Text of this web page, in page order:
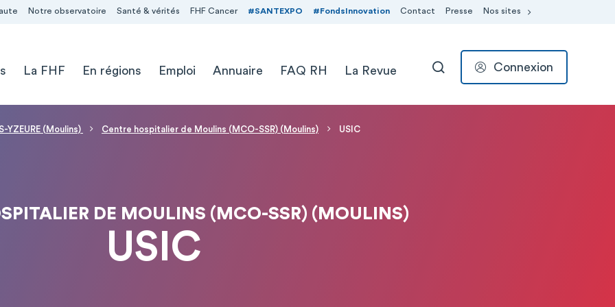
Notre observatoire Santé & vérités FHF Cancer #SANTEXPO #FondsInnovation Contact Presse Nos sites
La FHF En régions Emploi Annuaire FAQ RH La Revue RECHERCHER
Connexion
YZEURE (Moulins) Centre hospitalier de Moulins (MCO-SSR) (Moulins) USIC
DE MOULINS (MCO-SSR) (MOULINS)
USIC